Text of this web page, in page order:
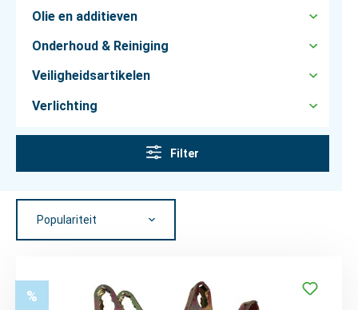
Olie en additieven
Onderhoud & Reiniging
Veiligheidsartikelen
Verlichting
Filter
%